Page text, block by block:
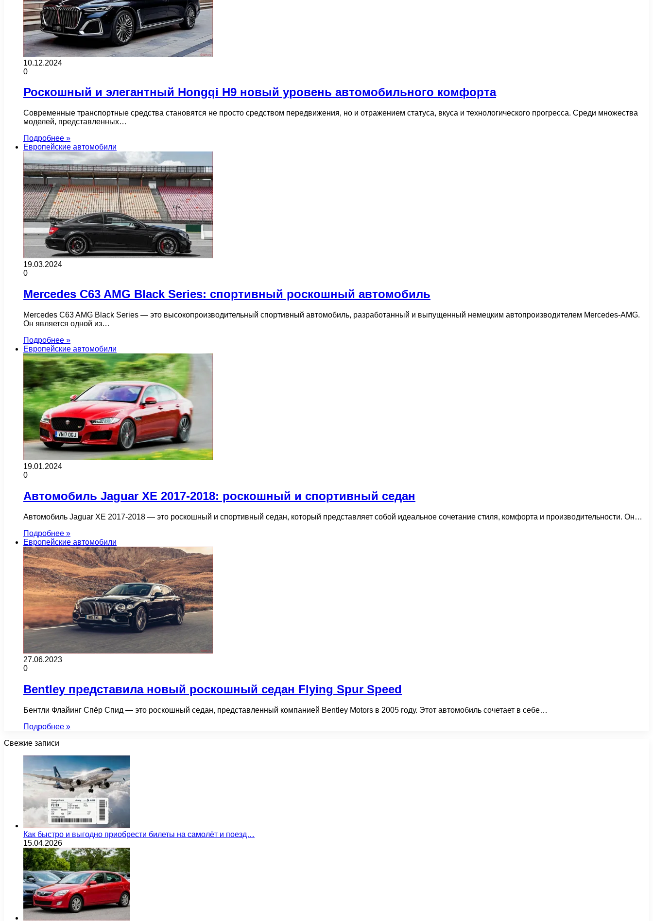
10.12.2024
0
Роскошный и элегантный Hongqi H9 новый уровень автомобильного комфорта
Современные транспортные средства становятся не просто средством передвижения, но и отражением статуса, вкуса и технологического прогресса. Среди множества
моделей, представленных…
Подробнее »
Европейские автомобили
19.03.2024
0
Mercedes C63 AMG Black Series: спортивный роскошный автомобиль
Mercedes C63 AMG Black Series — это высокопроизводительный спортивный автомобиль, разработанный и выпущенный немецким автопроизводителем Mercedes-AMG.
Он является одной из…
Подробнее »
Европейские автомобили
19.01.2024
0
Автомобиль Jaguar XE 2017-2018: роскошный и спортивный седан
Автомобиль Jaguar XE 2017-2018 — это роскошный и спортивный седан, который представляет собой идеальное сочетание стиля, комфорта и производительности. Он…
Подробнее »
Европейские автомобили
27.06.2023
0
Bentley представила новый роскошный седан Flying Spur Speed
Бентли Флайинг Спёр Спид — это роскошный седан, представленный компанией Bentley Motors в 2005 году. Этот автомобиль сочетает в себе…
Подробнее »
Свежие записи
Как быстро и выгодно приобрести билеты на самолёт и поезд…
15.04.2026